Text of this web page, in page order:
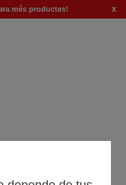
més productes! x